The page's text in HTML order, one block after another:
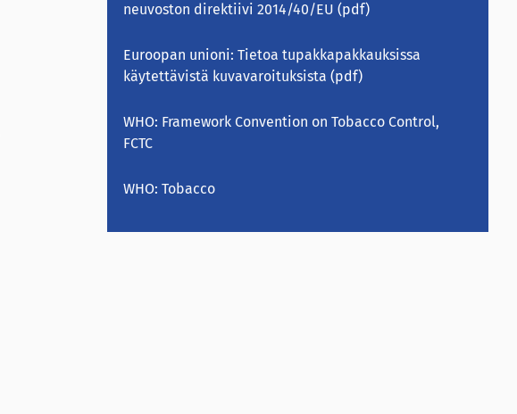
neuvoston direktiivi 2014/40/EU (pdf)
Euroopan unioni:Tietoa tupakkapakkauksissa
käytettävistä kuvavaroituksista (pdf)
WHO: Framework Convention on Tobacco Control,
FCTC
WHO:Tobacco